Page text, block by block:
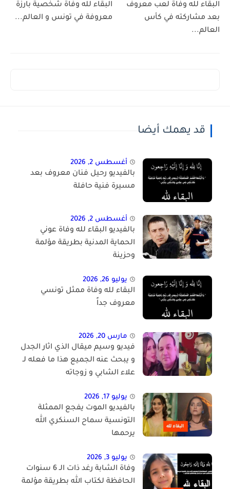
البقاء لله وفاة لعب معروف
بعد مشاركته في كأس
العالم...
البقاء لله وفاة شخصية بارزة
معروفة في تونس و العالم...
قد يهمك أيضا
أغسطس 2, 2026
بالفيديو رحيل فنان معروف بعد
مسيرة فنية حافلة
أغسطس 2, 2026
بالفيديو البقاء لله وفاة عوني
الحماية المدنية بطريقة مؤلمة
وحزينة
يوليو 26, 2026
البقاء لله وفاة ممثل تونسي
معروف جداً
مارس 20, 2026
فيديو وسيم ميقال الذي اثار الجدل
و يبحث عنه الجميع هذا ما فعله لـ
علاء الشابي و زوجاته
يوليو 17, 2026
بالفيديو الموت يفجع الممثلة
التونسية سماح السنكري الله
يرحمها
يوليو 3, 2026
وفاة الشابة رغد ذات الـ 6 سنوات
الحافظة لكتاب الله بطريقة مؤلمة